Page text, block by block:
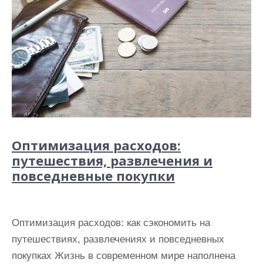
Оптимизация расходов:
путешествия, развлечения и
повседневные покупки
Оптимизация расходов: как сэкономить на
путешествиях, развлечениях и повседневных
покупках Жизнь в современном мире наполнена